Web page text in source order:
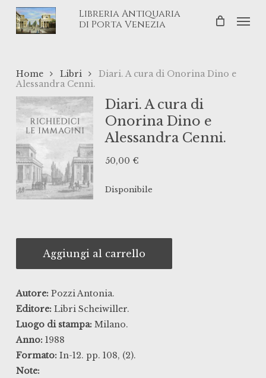
Skip
Libreria Antiquaria
di Porta Venezia
Home Libri
Diari. A cura di Onorina Dino e
Alessandra Cenni.
Diari. A cura di
Onorina Dino e
Alessandra Cenni.
50,00 €
Disponibile
Aggiungi al carrello
Autore: Pozzi Antonia.
Editore: Libri Scheiwiller.
Luogo di stampa: Milano.
Anno: 1988
Formato: In-12. pp. 108, (2).
Note: